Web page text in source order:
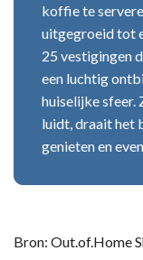
koffie te
uitgegroeid tot
25 vestigingen
een luchtig
huiselijke sfeer.
luidt, draait het
genieten en
Bron: Out.of.Home